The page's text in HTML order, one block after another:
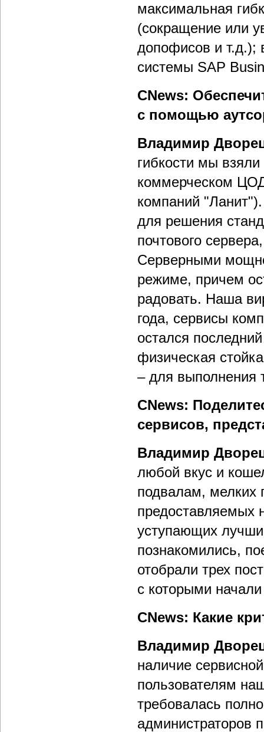
максимальная
(сокращение или
допофисов и т.д.);
системы SAP
CNews:
с помощью
Владимир
гибкости мы
коммерческом
компаний
для решения
почтового
Серверными
режиме, причем
радовать. Наша
года, сервисы
остался
физическая
– для выполнения
CNews:
сервисов,
Владимир
любой вкус и
подвалам, мелких
предоставляемых
уступающих
познакомились,
отобрали трех
с которыми
CNews: Какие
Владимир
наличие
пользователям
требовалась
администраторов